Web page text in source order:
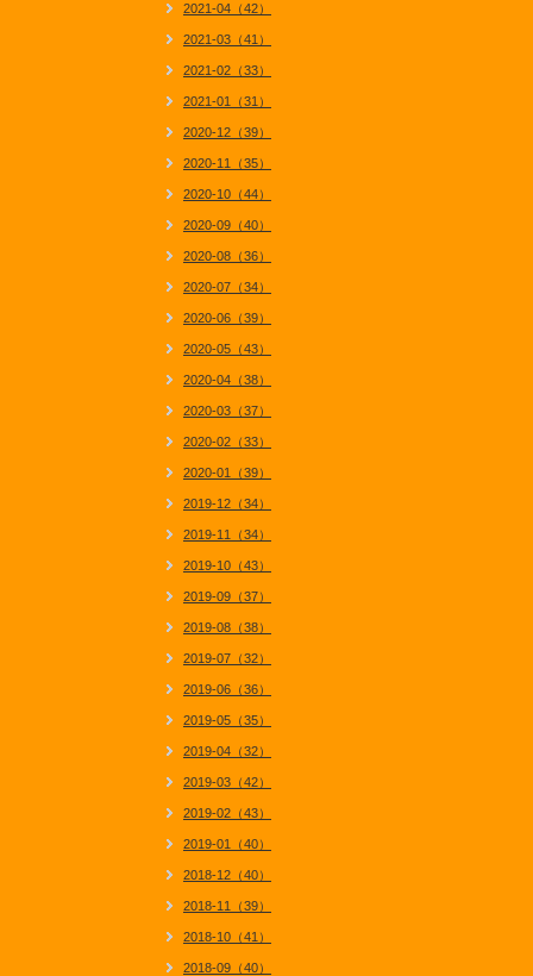
2021-04（42）
2021-03（41）
2021-02（33）
2021-01（31）
2020-12（39）
2020-11（35）
2020-10（44）
2020-09（40）
2020-08（36）
2020-07（34）
2020-06（39）
2020-05（43）
2020-04（38）
2020-03（37）
2020-02（33）
2020-01（39）
2019-12（34）
2019-11（34）
2019-10（43）
2019-09（37）
2019-08（38）
2019-07（32）
2019-06（36）
2019-05（35）
2019-04（32）
2019-03（42）
2019-02（43）
2019-01（40）
2018-12（40）
2018-11（39）
2018-10（41）
2018-09（40）